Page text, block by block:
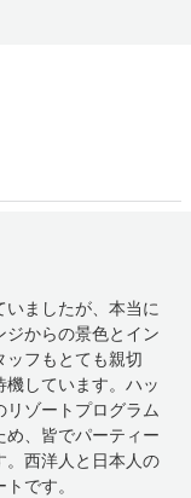
ましたが、本当に
からの景色とイン
フもとても親切
しています。ハッ
ゾートプログラム
、皆でパーティー
。西洋人と日本人の
です。